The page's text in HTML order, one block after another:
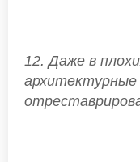
12. Даже в